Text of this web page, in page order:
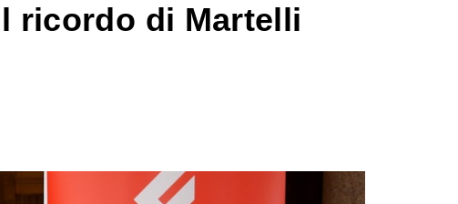
ricordo di Martelli